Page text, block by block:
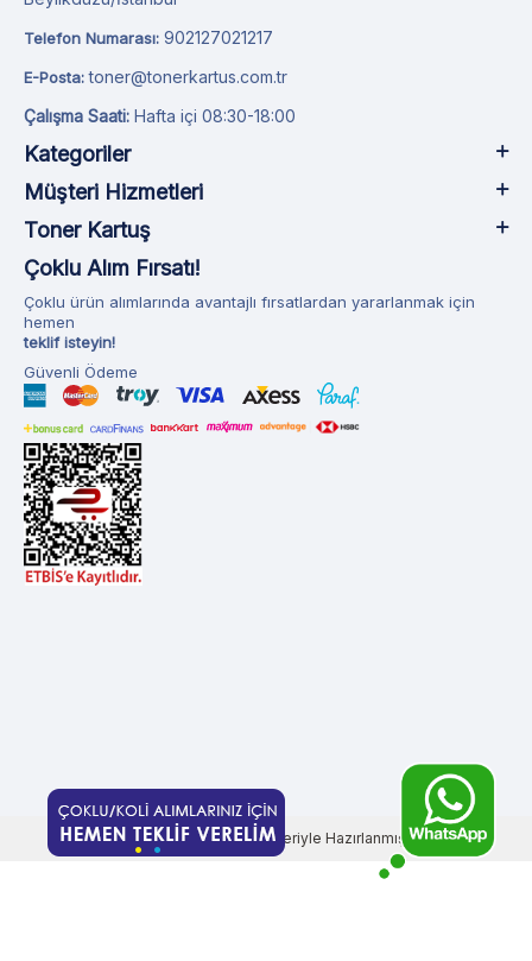
Telefon Numarası: 902127021217
E-Posta: toner@tonerkartus.com.tr
Çalışma Saati: Hafta içi 08:30-18:00
Kategoriler
Müşteri Hizmetleri
Toner Kartuş
Çoklu Alım Fırsatı!
Çoklu ürün alımlarında avantajlı fırsatlardan yararlanmak için
hemen
teklif isteyin!
Güvenli Ödeme
T-SoftE-TicaretSistemleriyle Hazırlanmıştır.